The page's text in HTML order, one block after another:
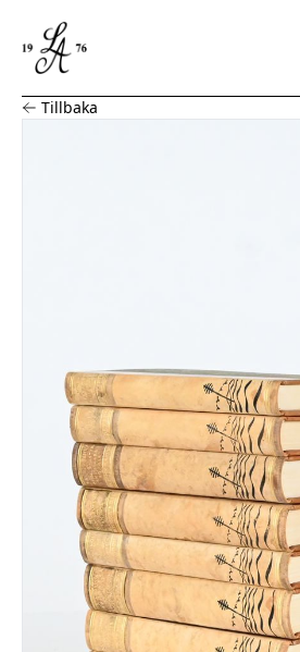
Bokband, 14 delar, Albert Engström
Tillbaka